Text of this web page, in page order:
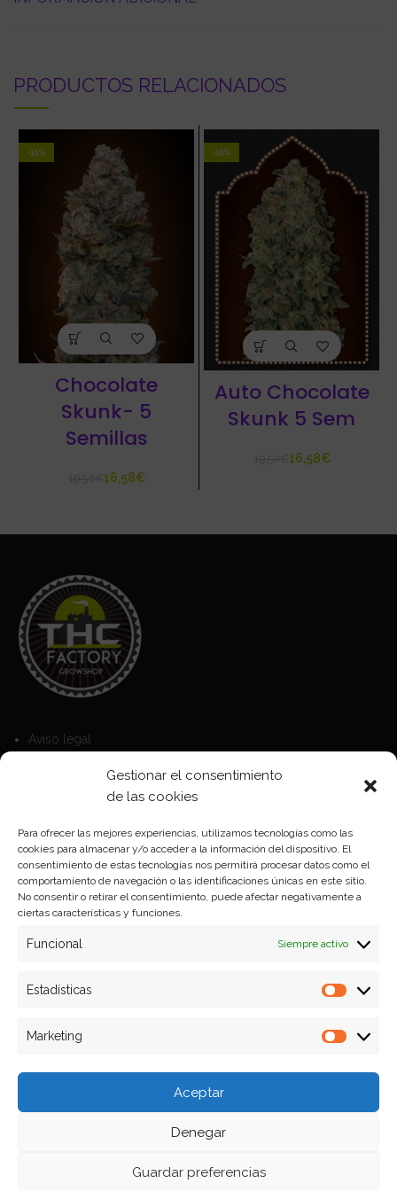
Gestionar el consentimiento
de las cookies
Para ofrecer las mejores experiencias, utilizamos tecnologías como las
cookies para almacenar y/o acceder a la información del dispositivo. El
consentimiento de estas tecnologías nos permitirá procesar datos como el
comportamiento de navegación o las identificaciones únicas en este sitio.
No consentir o retirar el consentimiento, puede afectar negativamente a
ciertas características y funciones.
Funcional Siempre activo
Estadísticas
Marketing
Aceptar
Denegar
Guardar preferencias
PRODUCTOS RELACIONADOS
-15%
Chocolate
Skunk- 5
Semillas
16,58€
-15%
Auto Chocolate
Skunk 5 Sem
16,58€
Aviso legal
Política de Cookies
Política de privacidad
Formas de pago
Plazos y condiciones de envio
Politica de devoluciones